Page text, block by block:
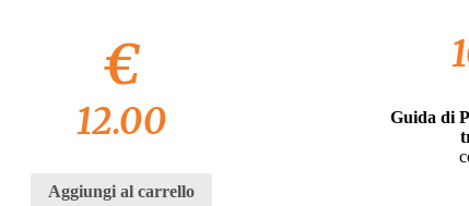
€
12.00
Aggiungi al carrello
Guida di